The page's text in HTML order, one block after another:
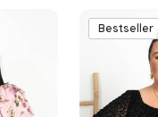
Bestseller